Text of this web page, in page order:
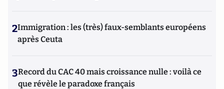
2Immigration : les (très) faux-semblants européens
après Ceuta
3Record du CAC 40 mais croissance nulle : voilà ce
que révèle le paradoxe français